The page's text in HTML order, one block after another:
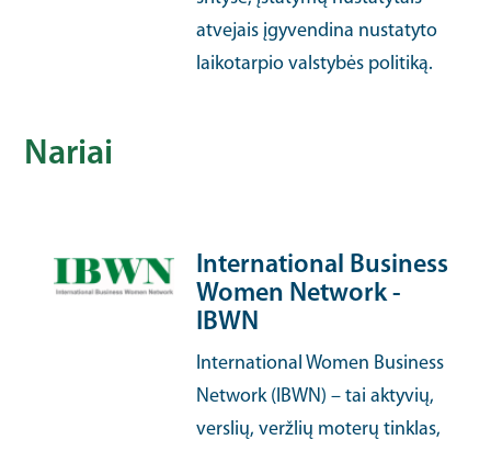
atvejais įgyvendina nustatyto
laikotarpio valstybės politiką.
Nariai
International Business
Women Network -
IBWN
International Women Business
Network (IBWN) – tai aktyvių,
verslių, veržlių moterų tinklas,